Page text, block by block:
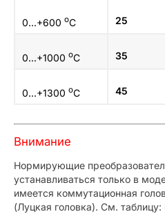
0...+600 оC 25
0...+1000 оC 35
0...+1300 оC 45
Внимание
Нормирующие
устанавливаться только в
имеется коммутационная
(Луцкая головка). См.